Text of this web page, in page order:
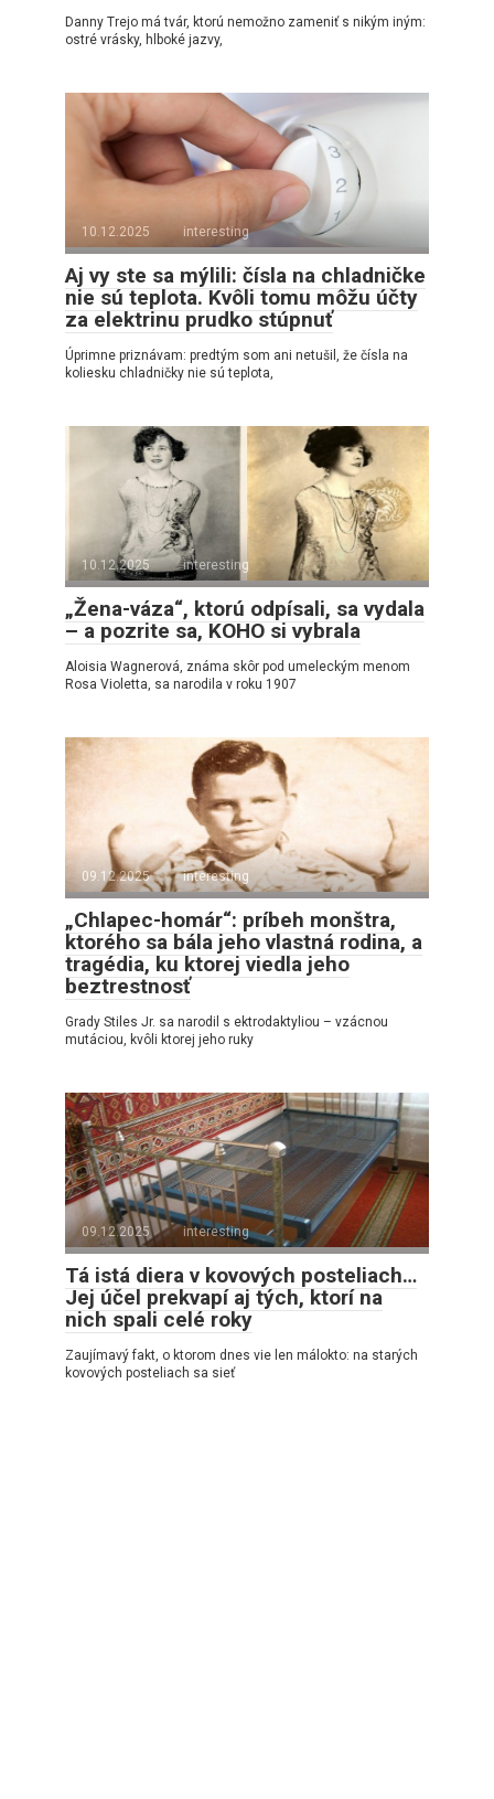
Danny Trejo má tvár, ktorú nemožno zameniť s nikým iným:
ostré vrásky, hlboké jazvy,
10.12.2025 interesting
Aj vy ste sa mýlili: čísla na chladničke
nie sú teplota. Kvôli tomu môžu účty
za elektrinu prudko stúpnuť
Úprimne priznávam: predtým som ani netušil, že čísla na
koliesku chladničky nie sú teplota,
10.12.2025 interesting
„Žena-váza“, ktorú odpísali, sa vydala
– a pozrite sa, KOHO si vybrala
Aloisia Wagnerová, známa skôr pod umeleckým menom
Rosa Violetta, sa narodila v roku 1907
09.12.2025 interesting
„Chlapec-homár“: príbeh monštra,
ktorého sa bála jeho vlastná rodina, a
tragédia, ku ktorej viedla jeho
beztrestnosť
Grady Stiles Jr. sa narodil s ektrodaktyliou – vzácnou
mutáciou, kvôli ktorej jeho ruky
09.12.2025 interesting
Tá istá diera v kovových posteliach…
Jej účel prekvapí aj tých, ktorí na
nich spali celé roky
Zaujímavý fakt, o ktorom dnes vie len málokto: na starých
kovových posteliach sa sieť